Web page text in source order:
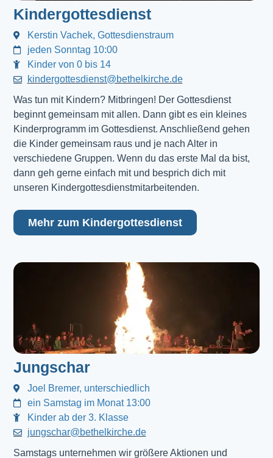
Kindergottesdienst
Kerstin Vachek, Gottesdienstraum
jeden Sonntag 10:00
Kinder von 0 bis 14
kindergottesdienst@bethelkirche.de
Was tun mit Kindern? Mitbringen! Der Gottesdienst
beginnt gemeinsam mit allen. Dann gibt es ein kleines
Kinderprogramm im Gottesdienst. Anschließend gehen
die Kinder gemeinsam raus und je nach Alter in
verschiedene Gruppen. Wenn du das erste Mal da bist,
dann geh gerne einfach mit und besprich dich mit
unseren Kindergottesdienstmitarbeitenden.
Mehr zum Kindergottesdienst
Jungschar
Joel Bremer, unterschiedlich
ein Samstag im Monat 13:00
Kinder ab der 3. Klasse
jungschar@bethelkirche.de
Samstags unternehmen wir größere Aktionen und